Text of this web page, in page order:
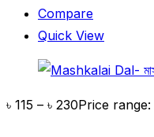
Compare
Quick View
৳ 115 – ৳ 230Price range: